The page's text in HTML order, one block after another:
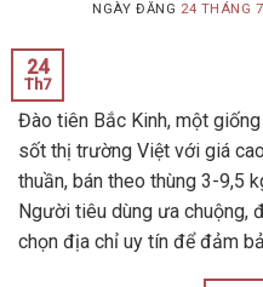
NGÀY ĐĂNG 24 THÁNG
24
Th7
Đào tiên Bắc Kinh, một
sốt thị trường Việt với giá
thuần, bán theo thùng 3-9,5
Người tiêu dùng ưa chuộng,
chọn địa chỉ uy tín để đảm